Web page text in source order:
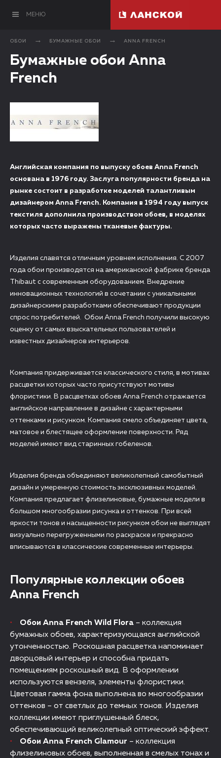
МЕНЮ
ОБОИ БУМАЖНЫЕ ОБОИ ANNA FRENCH
Бумажные обои Anna
French
Английская компания по выпуску обоев Anna French
основана в 1976 году. Заслуга популярности бренда на
рынке состоит в разработке моделей талантливым
дизайнером Anna French. Компания в 1994 году выпуск
текстиля дополнила производством обоев, в моделях
которых часто выражены тканевые фактуры.
Изделия славятся отличным уровнем исполнения. С 2007
года обои производятся на американской фабрике бренда
Thibaut с современным оборудованием. Внедрение
инновационных технологий в сочетании с уникальными
дизайнерскими разработками обеспечивают продукции
спрос потребителей. Обои Anna French получили высокую
оценку от самых взыскательных пользователей и
известных дизайнеров интерьеров.
Компания придерживается классического стиля, в мотивах
расцветки которых часто присутствуют мотивы
флористики. В расцветках обоев Anna French отражается
английское направление в дизайне с характерными
оттенками и рисунком. Компания смело объединяет цвета,
матовое и блестящее оформление поверхности. Ряд
моделей имеют вид старинных гобеленов.
Изделия бренда объединяют великолепный самобытный
дизайн и умеренную стоимость эксклюзивных моделей.
Компания предлагает флизелиновые, бумажные модели в
большом многообразии рисунка и оттенков. При всей
яркости тонов и насыщенности рисунком обои не выглядят
визуально перегруженными по раскраске и прекрасно
вписываются в классические современные интерьеры.
Популярные коллекции обоев
Anna French
Обои Anna French Wild Flora – коллекция
бумажных обоев, характеризующаяся английской
утонченностью. Роскошная расцветка напоминает
дворцовый интерьер и способна придать
помещениям роскошный вид. В оформлении
используются вензеля, элементы флористики.
Цветовая гамма фона выполнена во многообразии
оттенков – от светлых до темных тонов. Изделия
коллекции имеют приглушенный блеск,
обеспечивающий великолепный оптический эффект.
Обои Anna French Glamour – коллекция
флизелиновых обоев, выполненная в смелых тонах и